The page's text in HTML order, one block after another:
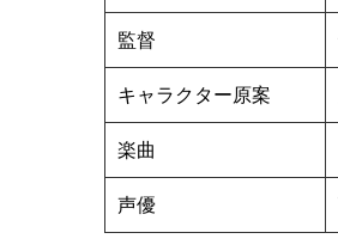
監督
キャラクター原案
楽曲
声優